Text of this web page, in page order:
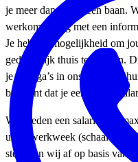
je meer dan alleen een baan.
werkomgeving met een
Je hebt de mogelijkheid om
gedeeltelijk thuis te werken.
je collega’s in ons
betekent dat je een goede
Wij bieden een salaris van
urige werkweek (schaal 10).
stemmen wij af op basis van